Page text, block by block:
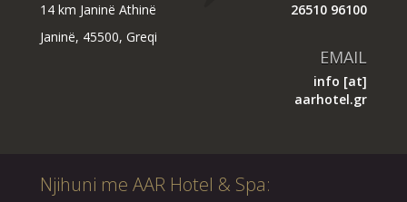
14 km Janinë Athinë
Janinë, 45500, Greqi
26510 96100
EMAIL
info [at]
aarhotel.gr
Njihuni me AAR Hotel & Spa: